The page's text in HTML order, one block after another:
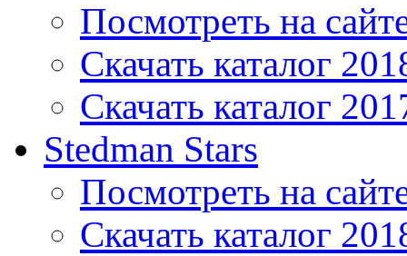
Посмотреть на
Скачать каталог
Скачать каталог
Stedman Stars
Посмотреть на
Скачать каталог